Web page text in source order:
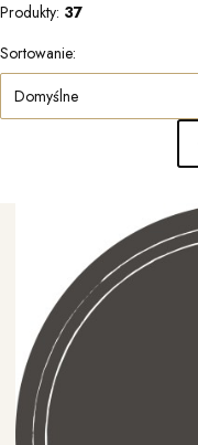
Produkty: 37
Lista produktów
Sortowanie:
Domyślne